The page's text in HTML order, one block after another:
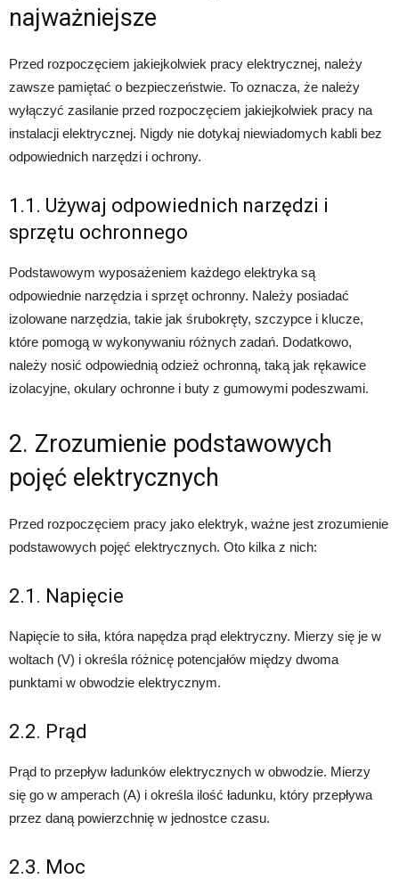
najważniejsze
Przed rozpoczęciem jakiejkolwiek pracy elektrycznej, należy
zawsze pamiętać o bezpieczeństwie. To oznacza, że należy
wyłączyć zasilanie przed rozpoczęciem jakiejkolwiek pracy na
instalacji elektrycznej. Nigdy nie dotykaj niewiadomych kabli bez
odpowiednich narzędzi i ochrony.
1.1. Używaj odpowiednich narzędzi i
sprzętu ochronnego
Podstawowym wyposażeniem każdego elektryka są
odpowiednie narzędzia i sprzęt ochronny. Należy posiadać
izolowane narzędzia, takie jak śrubokręty, szczypce i klucze,
które pomogą w wykonywaniu różnych zadań. Dodatkowo,
należy nosić odpowiednią odzież ochronną, taką jak rękawice
izolacyjne, okulary ochronne i buty z gumowymi podeszwami.
2. Zrozumienie podstawowych
pojęć elektrycznych
Przed rozpoczęciem pracy jako elektryk, ważne jest zrozumienie
podstawowych pojęć elektrycznych. Oto kilka z nich:
2.1. Napięcie
Napięcie to siła, która napędza prąd elektryczny. Mierzy się je w
woltach (V) i określa różnicę potencjałów między dwoma
punktami w obwodzie elektrycznym.
2.2. Prąd
Prąd to przepływ ładunków elektrycznych w obwodzie. Mierzy
się go w amperach (A) i określa ilość ładunku, który przepływa
przez daną powierzchnię w jednostce czasu.
2.3. Moc